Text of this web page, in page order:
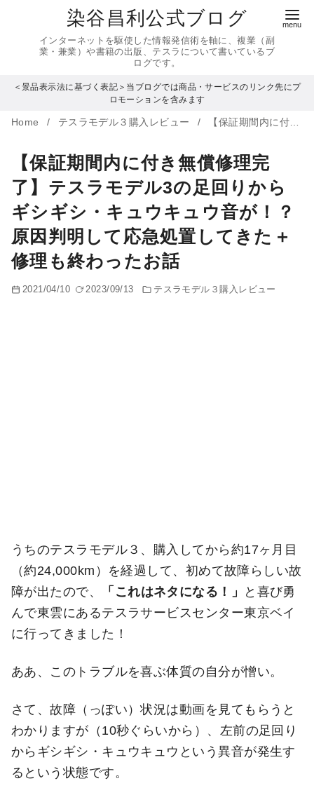
へ
染谷昌利公式ブログ
インターネットを駆使した情報発信術を軸に、複業（副
業・兼業）や書籍の出版、テスラについて書いているブ
ログです。
＜景品表示法に基づく表記＞当ブログでは商品・サービスのリンク先にプ
ロモーションを含みます
Home テスラモデル３購入レビュー 【保証期間内に付き無償修理完了】テスラモデル3の足回りからギシギシ・キュウキュウ音が！？原因判明して応急処置してきた＋修理も終わったお話
【保証期間内に付き無償修理完
了】テスラモデル3の足回りから
ギシギシ・キュウキュウ音が！？
原因判明して応急処置してきた＋
修理も終わったお話
2021/04/10 2023/09/13 テスラモデル３購入レビュー
うちのテスラモデル３、購入してから約17ヶ月目
（約24,000km）を経過して、初めて故障らしい故
障が出たので、
「これはネタになる！」
と喜び勇
んで東雲にあるテスラサービスセンター東京ベイ
に行ってきました！
ああ、このトラブルを喜ぶ体質の自分が憎い。
さて、故障（っぽい）状況は動画を見てもらうと
わかりますが（10秒ぐらいから）、左前の足回り
からギシギシ・キュウキュウという異音が発生す
るという状態です。